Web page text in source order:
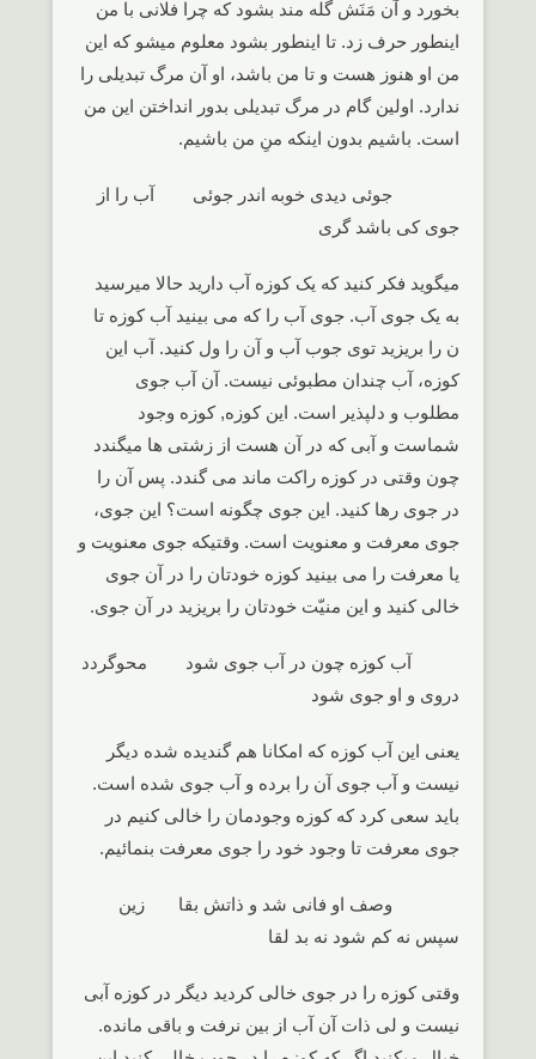
بخورد و آن مَنَش گله مند بشود که چرا فلانی با من
اینطور حرف زد. تا اینطور بشود معلوم میشو که این
من او هنوز هست و تا من باشد، او آن مرگ تبدیلی را
ندارد. اولین گام در مرگ تبدیلی بدور انداختن این من
است. باشیم بدون اینکه منِ من باشیم.
جوئی دیدی خوبه اندر جوئی آب را از
جوی کی باشد گری
میگوید فکر کنید که یک کوزه آب دارید حالا میرسید
به یک جوی آب. جوی آب را که می بینید آب کوزه تا
ن را بریزید توی جوب آب و آن را ول کنید. آب این
کوزه، آب چندان مطبوئی نیست. آن آب جوی
مطلوب و دلپذیر است. این کوزه, کوزه وجود
شماست و آبی که در آن هست از زشتی ها میگندد
چون وقتی در کوزه راکت ماند می گندد. پس آن را
در جوی رها کنید. این جوی چگونه است؟ این جوی،
جوی معرفت و معنویت است. وقتیکه جوی معنویت و
یا معرفت را می بینید کوزه خودتان را در آن جوی
خالی کنید و این منیّت خودتان را بریزید در آن جوی.
آب کوزه چون در آب جوی شود محوگردد
دروی و او جوی شود
یعنی این آب کوزه که امکانا هم گندیده شده دیگر
نیست و آب جوی آن را برده و آب جوی شده است.
باید سعی کرد که کوزه وجودمان را خالی کنیم در
جوی معرفت تا وجود خود را جوی معرفت بنمائیم.
وصف او فانی شد و ذاتش بقا زین
سپس نه کم شود نه بد لقا
وقتی کوزه را در جوی خالی کردید دیگر در کوزه آبی
نیست و لی ذات آن آب از بین نرفت و باقی مانده.